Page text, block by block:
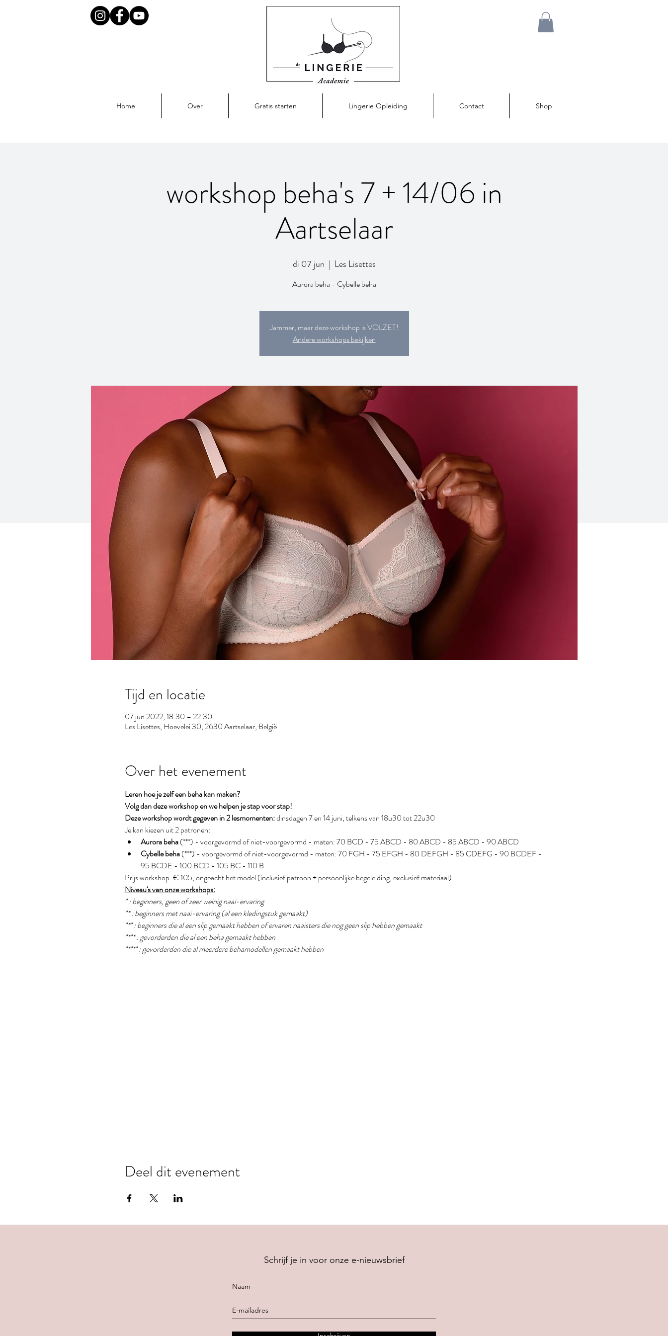
Home Over Gratis starten Lingerie Opleiding Contact Shop
workshop beha's 7 + 14/06 in
Aartselaar
di 07 jun
  |
Les Lisettes
Aurora beha - Cybelle beha
Jammer, maar deze workshop is VOLZET!
Andere workshops bekijken
Tijd en locatie
07 jun 2022, 18:30 – 22:30
Les Lisettes, Hoevelei 30, 2630 Aartselaar, België
Over het evenement
Leren hoe je zelf een beha kan maken?
Volg dan deze workshop en we helpen je stap voor stap!
Deze workshop wordt gegeven in 2 lesmomenten: dinsdagen 7 en 14 juni, telkens van 18u30 tot 22u30
Je kan kiezen uit 2 patronen:
Aurora beha (***) - voorgevormd of niet-voorgevormd - maten: 70 BCD - 75 ABCD - 80 ABCD - 85 ABCD - 90 ABCD
Cybelle beha (***) - voorgevormd of niet-voorgevormd - maten: 70 FGH - 75 EFGH - 80 DEFGH - 85 CDEFG - 90 BCDEF -
95 BCDE - 100 BCD - 105 BC - 110 B
Prijs workshop: € 105, ongeacht het model (inclusief patroon + persoonlijke begeleiding, exclusief materiaal)
Niveau's van onze workshops:
* : beginners, geen of zeer weinig naai-ervaring
** : beginners met naai-ervaring (al een kledingstuk gemaakt)
*** : beginners die al een slip gemaakt hebben of ervaren naaisters die nog geen slip hebben gemaakt
**** : gevorderden die al een beha gemaakt hebben
***** : gevorderden die al meerdere behamodellen gemaakt hebben
Deel dit evenement
Schrijf je in voor onze e-nieuwsbrief